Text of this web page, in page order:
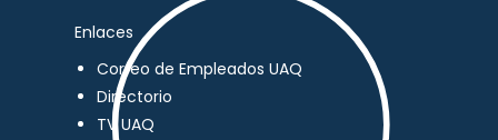
Enlaces
Correo de Empleados UAQ
Directorio
TV UAQ